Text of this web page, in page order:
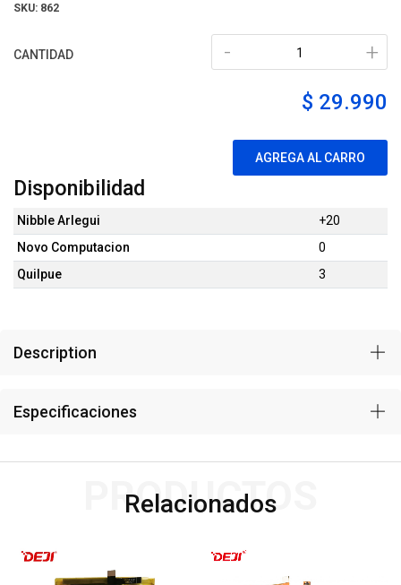
SKU: 862
CANTIDAD +
-
$ 29.990
AGREGA AL CARRO
Disponibilidad
Nibble Arlegui
+20
Novo Computacion
0
Quilpue
3
Description
Especificaciones
Relacionados
PRODUCTOS